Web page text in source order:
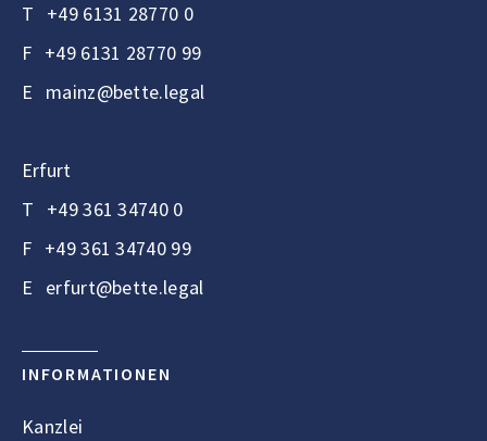
T +49 6131 28770 0
F +49 6131 28770 99
E mainz@bette.legal
Erfurt
T +49 361 34740 0
F +49 361 34740 99
E erfurt@bette.legal
INFORMATIONEN
Kanzlei